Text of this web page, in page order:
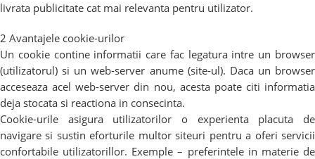
livrata publicitate cat mai relevanta pentru utilizator.
2 Avantajele cookie-urilor
Un cookie contine informatii care fac legatura intre un browser
(utilizatorul) si un web-server anume (site-ul). Daca un browser
acceseaza acel web-server din nou, acesta poate citi informatia
deja stocata si reactiona in consecinta.
Cookie-urile asigura utilizatorilor o experienta placuta de
navigare si sustin eforturile multor siteuri pentru a oferi servicii
confortabile utilizatorillor. Exemple – preferintele in materie de